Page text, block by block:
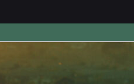
und Forschung